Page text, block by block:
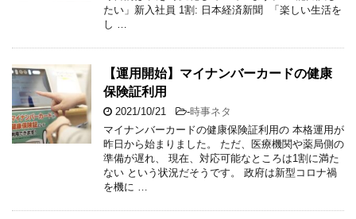
たい」新入社員 1割: 日本経済新聞 「楽しい生活を
し …
【運用開始】マイナンバーカードの健康
保険証利用
2021/10/21 -時事ネタ
マイナンバーカードの健康保険証利用の 本格運用が
昨日から始まりました。 ただ、医療機関や薬局側の
準備が遅れ、 現在、対応可能なところは1割に満た
ない という状況だそうです。 政府は新型コロナ禍
を機に …